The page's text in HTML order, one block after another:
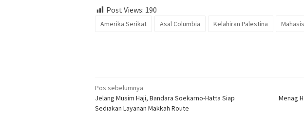
Post Views: 190
Amerika Serikat Asal Columbia Kelahiran Palestina
Navigasi
pos
Pos sebelumnya
Jelang Musim Haji, Bandara Soekarno-Hatta Siap
Sediakan Layanan Makkah Route
Menag